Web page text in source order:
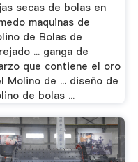
secas de bolas en
maquinas de
de Bolas de
... ganga de
que contiene el oro
Molino de ... diseño de
de bolas ...